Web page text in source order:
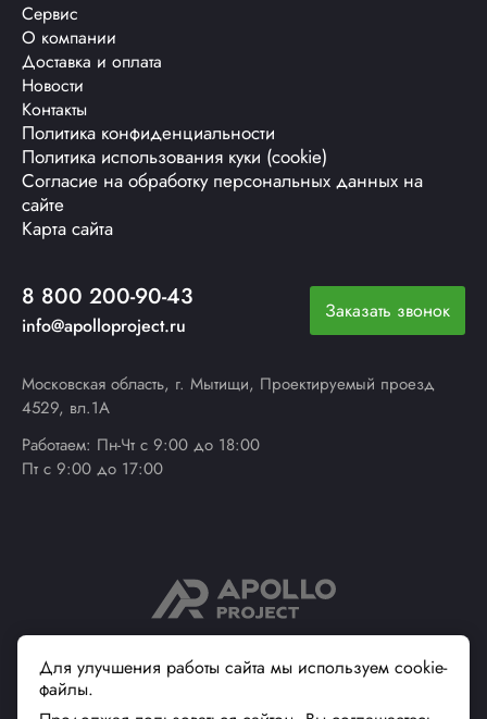
современной упаковки
Сервис
О компании
Доставка и оплата
Новости
Контакты
Политика конфиденциальности
Политика использования куки (cookie)
Согласие на обработку персональных данных на
сайте
Карта сайта
8 800 200-90-43
info@apolloproject.ru
Заказать звонок
Московская область, г. Мытищи, Проектируемый проезд
4529, вл.1А
Работаем: Пн-Чт с 9:00 до 18:00
Пт с 9:00 до 17:00
Для улучшения работы сайта мы используем cookie-
файлы.